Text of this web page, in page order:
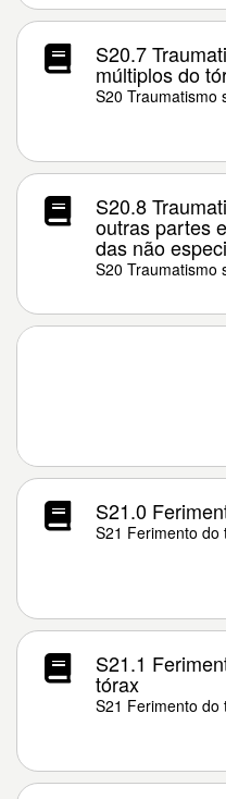
S20.7
múltiplos do
S20 Traumatismo
S20.8
outras partes
das não
S20 Traumatismo
S21.0
S21 Ferimento do
S21.1
tórax
S21 Ferimento do